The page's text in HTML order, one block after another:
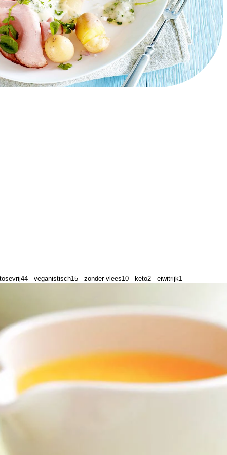
44 veganistisch15 zonder vlees10 keto2 eiwitrijk1